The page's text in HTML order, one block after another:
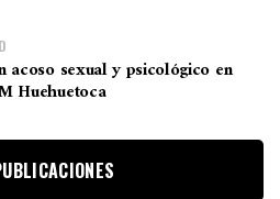
acoso sexual y psicológico en
Huehuetoca